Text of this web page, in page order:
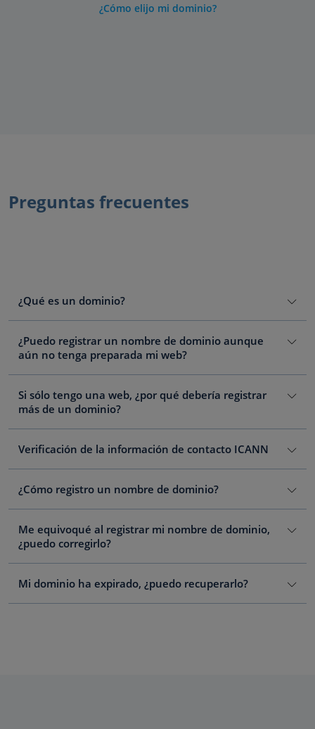
¿Cómo elijo mi dominio?
Preguntas frecuentes
¿Qué es un dominio?
¿Puedo registrar un nombre de dominio aunque
aún no tenga preparada mi web?
Si sólo tengo una web, ¿por qué debería registrar
más de un dominio?
Verificación de la información de contacto ICANN
¿Cómo registro un nombre de dominio?
Me equivoqué al registrar mi nombre de dominio,
¿puedo corregirlo?
Mi dominio ha expirado, ¿puedo recuperarlo?